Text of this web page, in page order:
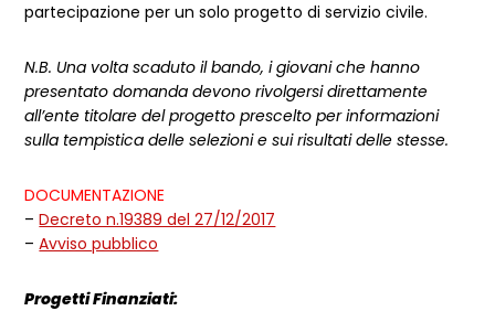
partecipazione per un solo progetto di servizio civile.
N.B. Una volta scaduto il bando, i giovani che hanno
presentato domanda devono rivolgersi direttamente
all’ente titolare del progetto prescelto per informazioni
sulla tempistica delle selezioni e sui risultati delle stesse.
DOCUMENTAZIONE
–Decreto n.19389 del 27/12/2017
–Avviso pubblico
Progetti Finanziati: